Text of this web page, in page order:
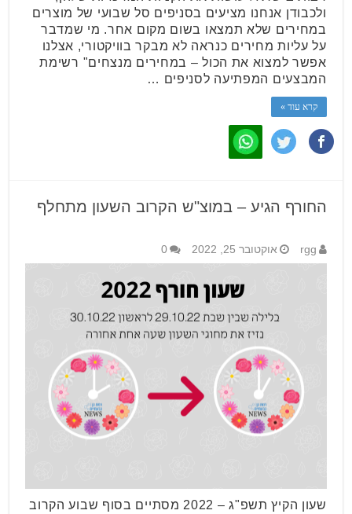
ולכבודן אנחנו מציעים בסניפים סל שבועי של מוצרים
במחירים שלא תמצאו בשום מקום אחר. מי שמדבר
על עליות מחירים כנראה לא מבקר בוויקטורי, אצלנו
אפשר למצוא את הכול – במחירים מנצחים" רשימת
המבצעים המפתיעה לסניפים …
קרא עוד »
החורף הגיע – במוצ"ש הקרוב השעון מתחלף
rgg אוקטובר 25, 2022 0
שעון הקיץ תשפ"ג – 2022 מסתיים בסוף שבוע הקרוב